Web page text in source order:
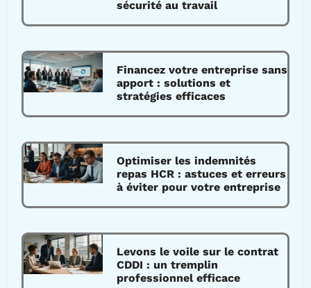
sécurité au travail
Financez votre entreprise sans
apport : solutions et
stratégies efficaces
Optimiser les indemnités
repas HCR : astuces et erreurs
à éviter pour votre entreprise
Levons le voile sur le contrat
CDDI : un tremplin
professionnel efficace